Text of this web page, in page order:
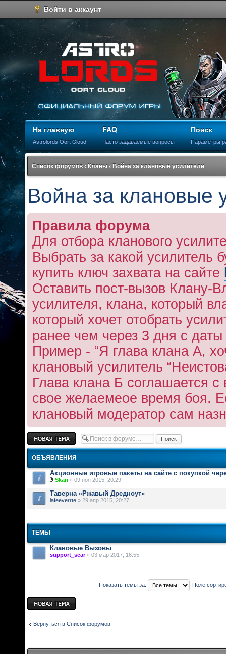
Войти в аккаунт
На главную
Astrolords Oort Cloud
FAQ
Часто задаваемые вопросы
Поиск
Параметры
Список форумов ‹ Кланы ‹ Война за клановые усилители
Война за клановые
Правила форума
Для отбора кланового
Выбрать за какой усилитель
купить ключ захвата на сайте
Оставить пост-вызов Клану-
усилителя, клана, который
который хочет отобрать
ранее чем через 3 дня с
Пример - “Я глава клана А,
клановый усилитель
Глава клана Б соглашается
свое желаемеое время боя.
клановый модератор сам
Новая тема
ОБЪЯВЛЕНИЯ
Акционные игровые пакеты на сайте с покупкой
Skan » 09 ноя 2015, 20:29
Таверна «Ржавый Дредноут»
lafeeverrte » 29 апр 2015, 20:27
ТЕМЫ
Клановые Вызовы
support_scar» 03 мар 2017, 16:55
Показать темы за: Поле
Новая тема
Вернуться в Список форумов